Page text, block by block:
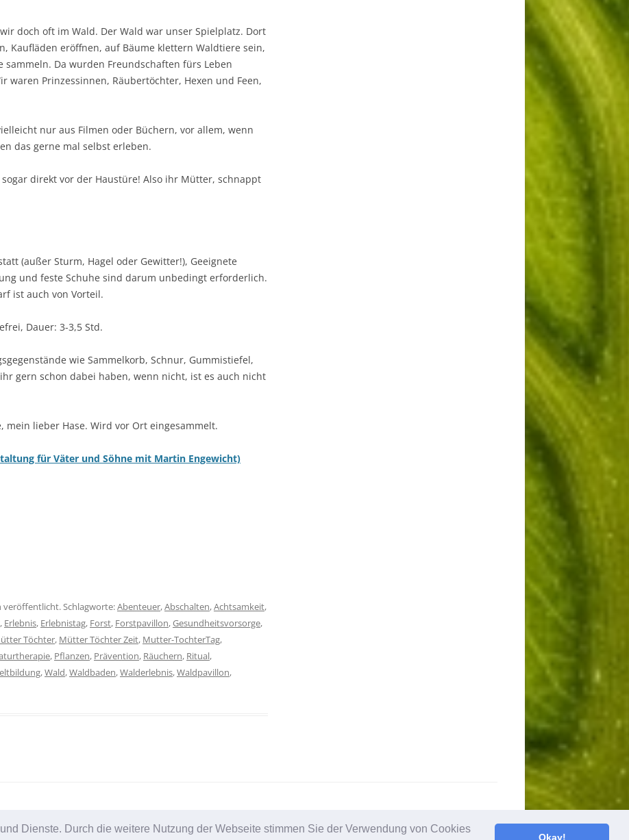
Dienste. Durch die weitere Nutzung der Webseite stimmen Sie der Verwendung von Cookies
Okay!
doch oft im Wald. Der Wald war unser Spielplatz. Dort
Kaufläden eröffnen, auf Bäume klettern Waldtiere sein,
sammeln. Da wurden Freundschaften fürs Leben
waren Prinzessinnen, Räubertöchter, Hexen und Feen,
nur aus Filmen oder Büchern, vor allem, wenn
das gerne mal selbst erleben.
direkt vor der Haustüre! Also ihr Mütter, schnappt
(außer Sturm, Hagel oder Gewitter!), Geeignete
und feste Schuhe sind darum unbedingt erforderlich.
ist auch von Vorteil.
Dauer: 3-3,5 Std.
wie Sammelkorb, Schnur, Gummistiefel,
gern schon dabei haben, wenn nicht, ist es auch nicht
mein lieber Hase. Wird vor Ort eingesammelt.
für Väter und Söhne mit Martin Engewicht)
veröffentlicht. Schlagworte:Abenteuer,Abschalten,Achtsamkeit,
, Erlebnis, Erlebnistag, Forst, Forstpavillon,Gesundheitsvorsorge,
Töchter, Mütter Töchter Zeit, Mutter-TochterTag,
, Pflanzen, Prävention, Räuchern, Ritual,
,Wald,Waldbaden,Walderlebnis,Waldpavillon,